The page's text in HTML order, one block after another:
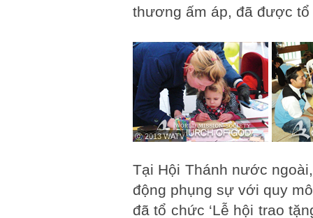
thương ấm áp, đã được
ⓒ 2013 WATV
Tại Hội Thánh nước
động phụng sự với quy
đã tổ chức ‘Lễ hội trao